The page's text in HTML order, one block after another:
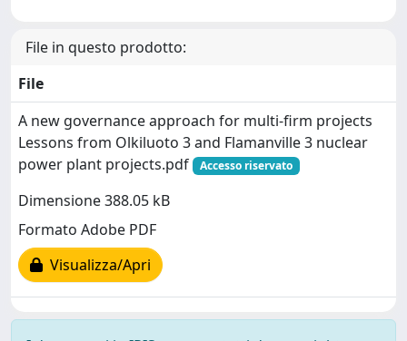
File in questo prodotto:
File
A new governance approach for multi-firm projects
Lessons from Olkiluoto 3 and Flamanville 3 nuclear
power plant projects.pdf
Accesso riservato
Dimensione 388.05 kB
Formato Adobe PDF
Visualizza/Apri